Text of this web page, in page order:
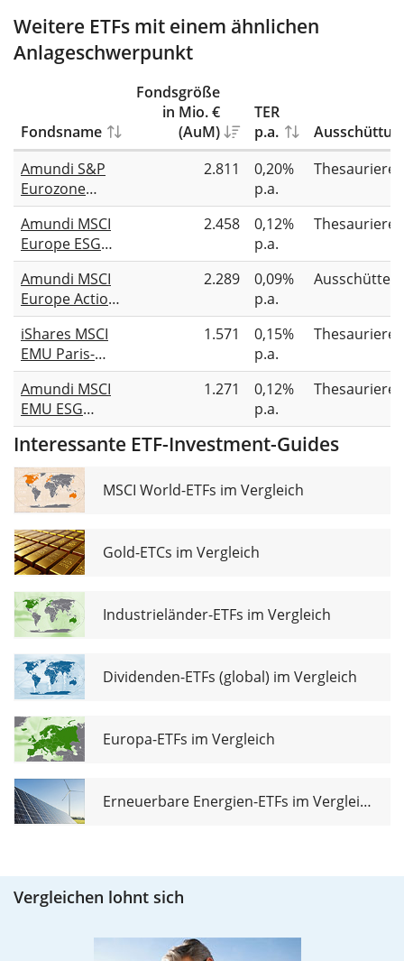
Weitere ETFs mit einem ähnlichen
Anlageschwerpunkt
Fondsname
Fondsgröße
in Mio. €
(AuM)
TER
p.a.
Amundi S&P
Eurozone
Climate Paris
Aligned UCITS
ETF Acc
2.811
0,20%
p.a.
Amundi MSCI
Europe ESG
Broad
Transition
UCITS ETF EUR
Acc
2.458
0,12%
p.a.
Amundi MSCI
Europe Action
UCITS ETF Dist
2.289
0,09%
p.a.
iShares MSCI
EMU Paris-
Aligned
Climate UCITS
ETF EUR (Acc)
1.571
0,15%
p.a.
Amundi MSCI
EMU ESG
Broad
Transition
UCITS ETF Acc
1.271
0,12%
p.a.
Interessante ETF-Investment-Guides
MSCI World-ETFs im Vergleich
Gold-ETCs im Vergleich
Industrieländer-ETFs im Vergleich
Dividenden-ETFs (global) im Vergleich
Europa-ETFs im Vergleich
Erneuerbare Energien-ETFs im Vergleich
Vergleichen lohnt sich